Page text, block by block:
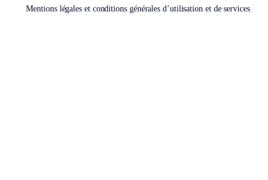
Mentions légales et conditions générales d’utilisation et de services